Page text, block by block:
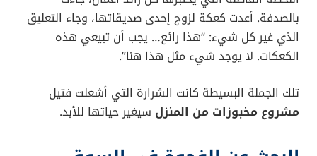
بالصدفة. أعدت كعكة لزوج إحدى صديقاتها، وجاء التعليق
الذي غير كل شيء: “هذا رائع… يجب أن تبيعي هذه
الكعكات. لا يوجد شيء مثل هذا هنا”.
تلك الجملة البسيطة كانت الشرارة التي أشعلت فتيل
مشروع مخبوزات من المنزل سيغير حياتها للأبد.